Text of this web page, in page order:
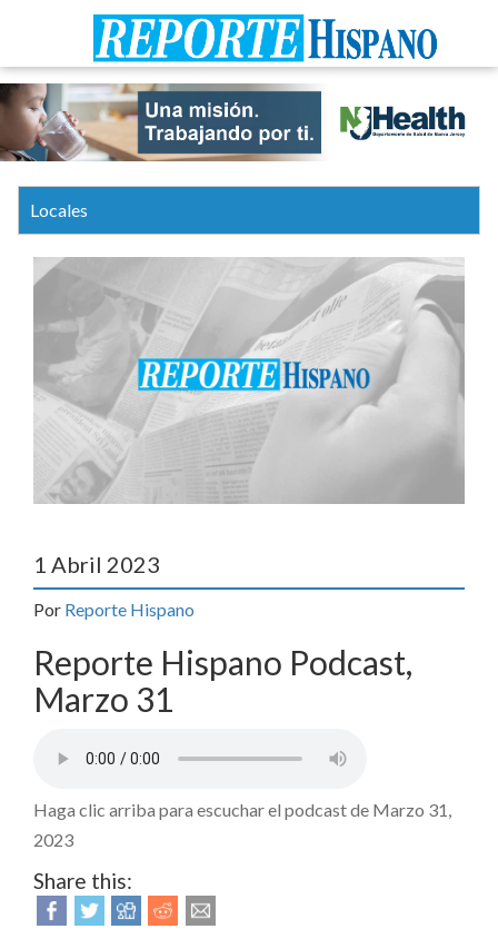
1 Abril 2023
Por Reporte Hispano
Reporte Hispano Podcast,
Marzo 31
Haga clic arriba para escuchar el podcast de Marzo 31,
2023
Share this: